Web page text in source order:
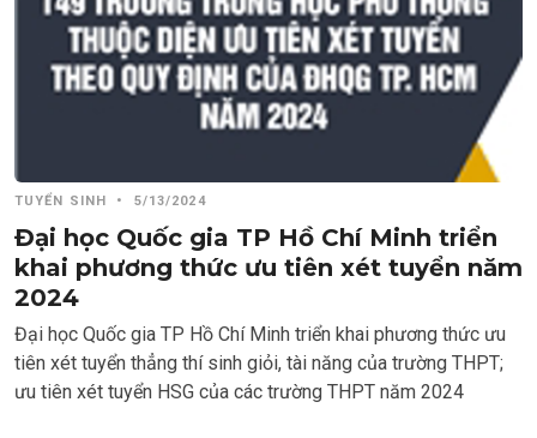
TUYỂN SINH • 5/13/2024
Đại học Quốc gia TP Hồ Chí Minh triển
khai phương thức ưu tiên xét tuyển năm
2024
Đại học Quốc gia TP Hồ Chí Minh triển khai phương thức ưu
tiên xét tuyển thẳng thí sinh giỏi, tài năng của trường THPT;
ưu tiên xét tuyển HSG của các trường THPT năm 2024